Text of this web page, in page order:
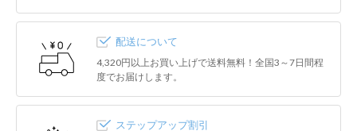
配送について
4,320円以上お買い上げで送料無料！全国3～7日間程
度でお届けします。
ステップアップ割引